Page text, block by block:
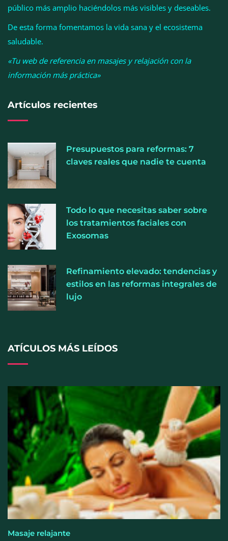
Allianz: el calor dispara los siniestros del hogar en
España
irreversibles en la visión
Saludarte Prodent conmemora su quinto
aniversario con un evento en el Hotel &
público más amplio haciéndolos más visibles y deseables.
De esta forma fomentamos la vida sana y el ecosistema
saludable.
«Tu web de referencia en masajes y relajación con la
información más práctica»
Artículos recientes
Presupuestos para reformas: 7
claves reales que nadie te cuenta
Todo lo que necesitas saber sobre
los tratamientos faciales con
Exosomas
Refinamiento elevado: tendencias y
estilos en las reformas integrales de
lujo
ATÍCULOS MÁS LEÍDOS
Masaje relajante